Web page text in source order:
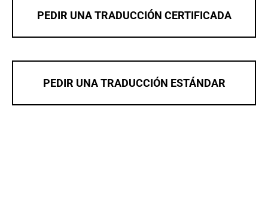
PEDIR UNA TRADUCCIÓN CERTIFICADA
PEDIR UNA TRADUCCIÓN ESTÁNDAR